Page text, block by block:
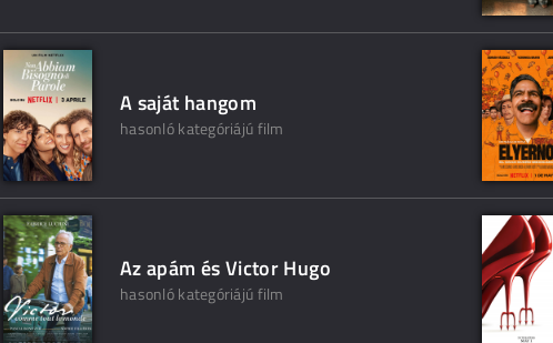
A saját hangom
hasonló kategóriájú film
Az apám és Victor Hugo
hasonló kategóriájú film